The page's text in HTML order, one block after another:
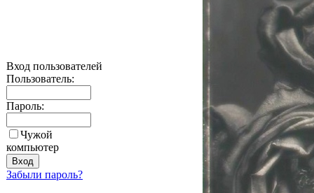
Вход пользователей
Пользователь:
Пароль:
Чужой
компьютер
Забыли пароль?